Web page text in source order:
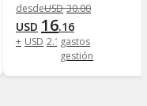
desdeUSD 30.00
USD 16.16
+ USD 2.19gastos
gestión